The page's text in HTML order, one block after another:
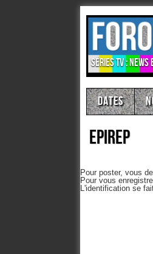
Séries TV :
Dates
epirep
Pour poster, vous
Pour vous
L'identification se